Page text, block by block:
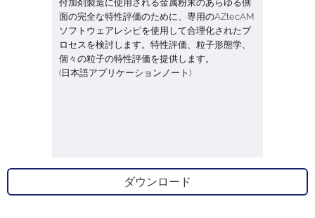
付加剤製造に使用される金属粉末のあらゆる側
面の完全な特性評価のために、専用のAZtecAM
ソフトウェアレシピを使用して合理化されたプ
ロセスを検討します。特性評価、粒子形態学、
個々の粒子の特性評価を提供します。
(日本語アプリケーションノート)
ダウンロード